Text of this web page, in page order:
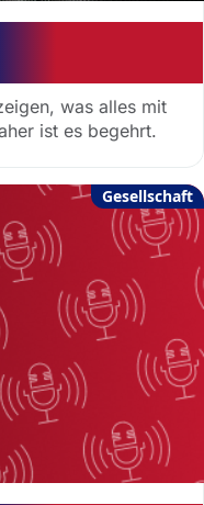
was alles mit
ist es begehrt.
Gesellschaft